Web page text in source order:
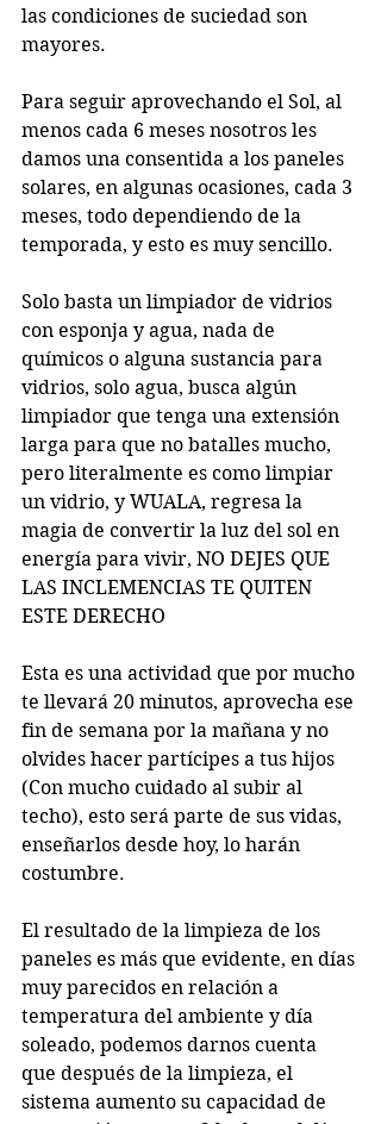
las condiciones de suciedad son
mayores.
Para seguir aprovechando el Sol, al
menos cada 6 meses nosotros les
damos una consentida a los paneles
solares, en algunas ocasiones, cada 3
meses, todo dependiendo de la
temporada, y esto es muy sencillo.
Solo basta un limpiador de vidrios
con esponja y agua, nada de
químicos o alguna sustancia para
vidrios, solo agua, busca algún
limpiador que tenga una extensión
larga para que no batalles mucho,
pero literalmente es como limpiar
un vidrio, y WUALA, regresa la
magia de convertir la luz del sol en
energía para vivir, NO DEJES QUE
LAS INCLEMENCIAS TE QUITEN
ESTE DERECHO
Esta es una actividad que por mucho
te llevará 20 minutos, aprovecha ese
fin de semana por la mañana y no
olvides hacer partícipes a tus hijos
(Con mucho cuidado al subir al
techo), esto será parte de sus vidas,
enseñarlos desde hoy, lo harán
costumbre.
El resultado de la limpieza de los
paneles es más que evidente, en días
muy parecidos en relación a
temperatura del ambiente y día
soleado, podemos darnos cuenta
que después de la limpieza, el
sistema aumento su capacidad de